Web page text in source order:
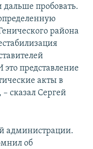
пробовать.
района
представление
акты в
сказал Сергей
администрации.
об